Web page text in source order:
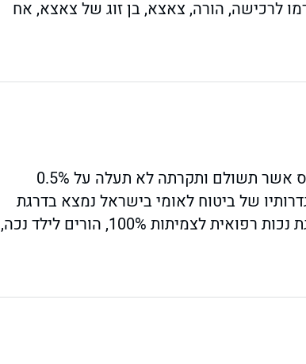
לרכישה, הורה, צאצא, בן זוג של צאצא, אח
הנכנסים לקטגוריה זו זכאים להפחתה משמעותית במדרגת המס אשר תשולם ותקרתה לא תעלה על 0.5%
של ביטוח לאומי בישראל נמצא בדרגת
אי כושר השתכרות לצמיתות (75% ומעלה), מי שנקבעה לו דרגת נכות רפואית לצמיתות 100%, הורים לילד נכה,